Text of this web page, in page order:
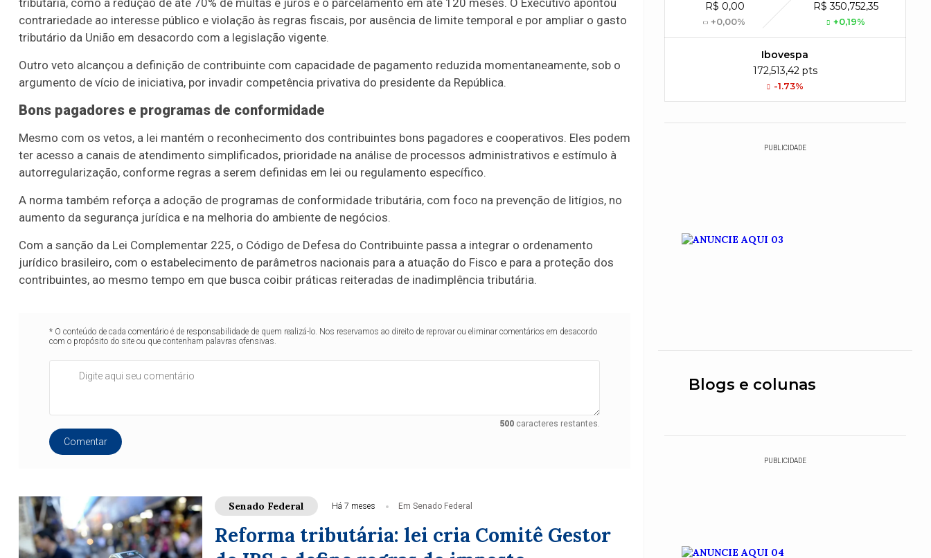
tributária, como a redução de até 70% de multas e juros e o parcelamento em até 120 meses. O Executivo apontou
contrariedade ao interesse público e violação às regras fiscais, por ausência de limite temporal e por ampliar o gasto
tributário da União em desacordo com a legislação vigente.
Outro veto alcançou a definição de contribuinte com capacidade de pagamento reduzida momentaneamente, sob o
argumento de vício de iniciativa, por invadir competência privativa do presidente da República.
Bons pagadores e programas de conformidade
Mesmo com os vetos, a lei mantém o reconhecimento dos contribuintes bons pagadores e cooperativos. Eles podem
ter acesso a canais de atendimento simplificados, prioridade na análise de processos administrativos e estímulo à
autorregularização, conforme regras a serem definidas em lei ou regulamento específico.
A norma também reforça a adoção de programas de conformidade tributária, com foco na prevenção de litígios, no
aumento da segurança jurídica e na melhoria do ambiente de negócios.
Com a sanção da Lei Complementar 225, o Código de Defesa do Contribuinte passa a integrar o ordenamento
jurídico brasileiro, com o estabelecimento de parâmetros nacionais para a atuação do Fisco e para a proteção dos
contribuintes, ao mesmo tempo em que busca coibir práticas reiteradas de inadimplência tributária.
* O conteúdo de cada comentário é de responsabilidade de quem realizá-lo. Nos reservamos ao direito de reprovar ou eliminar comentários em desacordo
com o propósito do site ou que contenham palavras ofensivas.
500caracteres restantes.
Comentar
Senado Federal Há 7 meses Em Senado Federal
Reforma tributária: lei cria Comitê Gestor
R$ 0,00
+0,00%
R$ 350,752,35
+0,19%
Ibovespa
172,513,42 pts
-1.73%
PUBLICIDADE
Blogs e colunas
PUBLICIDADE